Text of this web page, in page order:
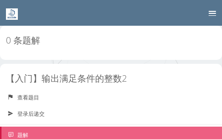
0 条题解
【入门】输出满足条件的整数2
查看题目
登录后递交
题解